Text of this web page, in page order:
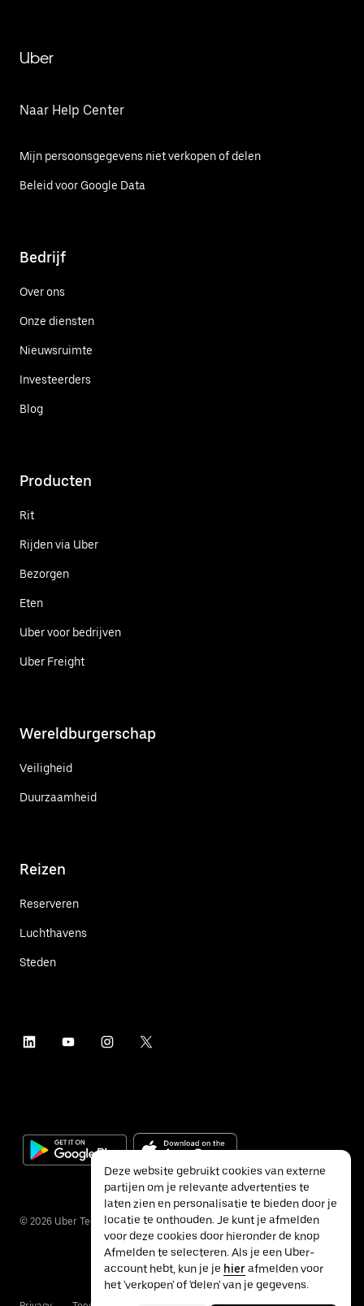
Uber
Naar Help Center
Mijn persoonsgegevens niet verkopen of delen
Beleid voor Google Data
Bedrijf
Over ons
Onze diensten
Nieuwsruimte
Investeerders
Blog
Producten
Rit
Rijden via Uber
Bezorgen
Eten
Uber voor bedrijven
Uber Freight
Wereldburgerschap
Veiligheid
Duurzaamheid
Reizen
Reserveren
Luchthavens
Steden
© 2026 Uber Technologies Inc.
Deze website gebruikt cookies van externe
partijen om je relevante advertenties te
laten zien en personalisatie te bieden door je
locatie te onthouden. Je kunt je afmelden
voor deze cookies door hieronder de knop
Afmelden te selecteren. Als je een Uber-
account hebt, kun je je hierafmelden voor
het 'verkopen' of 'delen' van je gegevens.